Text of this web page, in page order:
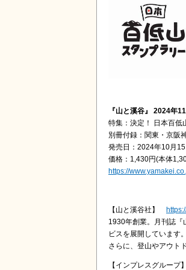
『山と溪谷』 2024年
特集：決定！ 日本百低
別冊付録：関東・京阪
発売日：2024年10月15
価格：1,430円(本体
https://
【山と溪谷社】
1930年創業。月刊誌『
ビスを展開しています。
さらに、登山やアウト
【インプレスグループ